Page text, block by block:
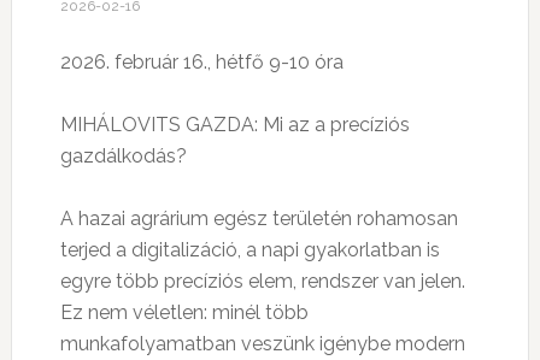
2026-02-16
2026. február 16., hétfő 9-10 óra
MIHÁLOVITS GAZDA: Mi az a precíziós
gazdálkodás?
A hazai agrárium egész területén rohamosan
terjed a digitalizáció, a napi gyakorlatban is
egyre több precíziós elem, rendszer van jelen.
Ez nem véletlen: minél több
munkafolyamatban veszünk igénybe modern